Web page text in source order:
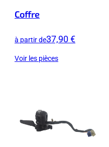
Coffre
à partir de37,90 €
Voir les pièces